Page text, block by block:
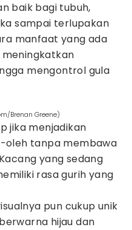
baik bagi tubuh,
sampai terlupakan
manfaat yang ada
mengontrol gula
Brenan Greene)
jika menjadikan
oleh tanpa membawa
yang sedang
rasa gurih yang
pun cukup unik
hijau dan